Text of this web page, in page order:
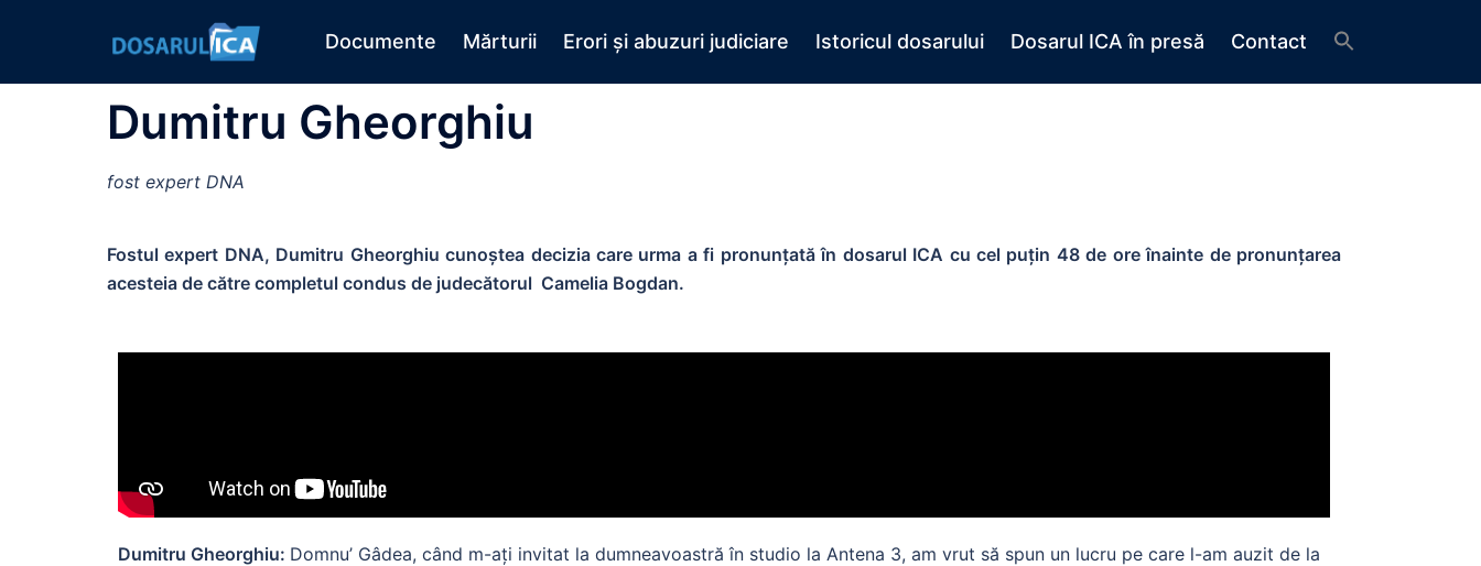
Documente Mărturii Erori și abuzuri judiciare Istoricul dosarului Dosarul ICA în presă Contact
Dumitru Gheorghiu
fost expert DNA
Fostul expert DNA, Dumitru Gheorghiu cunoștea decizia care urma a fi pronunțată în dosarul ICA cu cel puțin 48 de ore înainte de pronunțarea
acesteia de către completul condus de judecătorul Camelia Bogdan.
Dumitru Gheorghiu: Domnu’ Gâdea, când m-ați invitat la dumneavoastră în studio la Antena 3, am vrut să spun un lucru pe care l-am auzit de la